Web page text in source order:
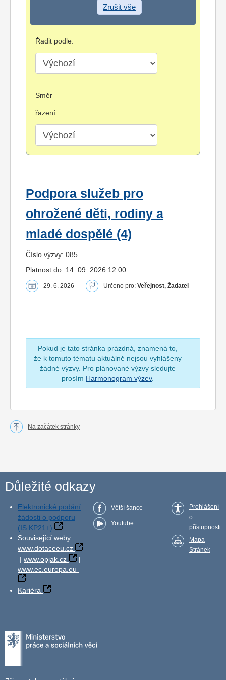
Zrušit vše
Řadit podle:
Směr
řazení:
Podpora služeb pro
ohrožené děti, rodiny a
mladé dospělé (4)
Číslo výzvy: 085
Platnost do: 14. 09. 2026 12:00
29. 6. 2026 Určeno pro: Veřejnost, Žadatel
Pokud je tato stránka prázdná, znamená to,
že k tomuto tématu aktuálně nejsou vyhlášeny
žádné výzvy. Pro plánované výzvy sledujte
prosím Harmonogram výzev.
Na začátek stránky
Důležité odkazy
Elektronické podání
žádosti o podporu
(IS KP21+)
Související weby:
www.dotaceeu.cz
| www.opjak.cz
|
www.ec.europa.eu
Kariéra
Větší šance
Youtube
Prohlášení
o
přístupnosti
Mapa
Stránek